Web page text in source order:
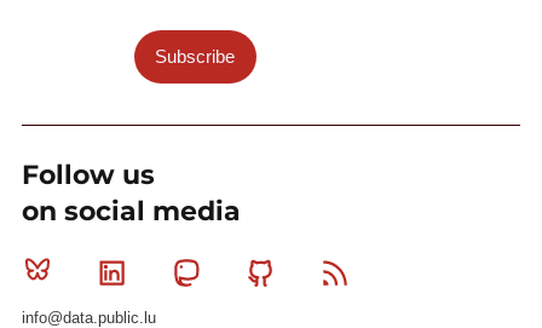
Subscribe
Follow us
on social media
Bluesky Linkedin MastodonGithub
info@data.public.lu